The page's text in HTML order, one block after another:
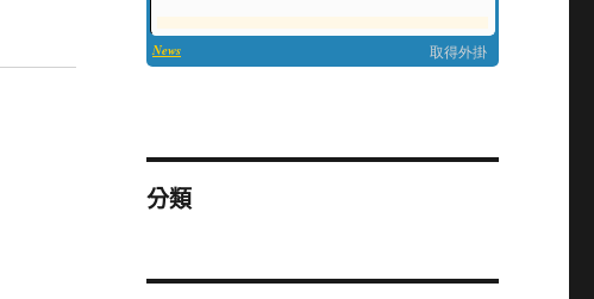
分類